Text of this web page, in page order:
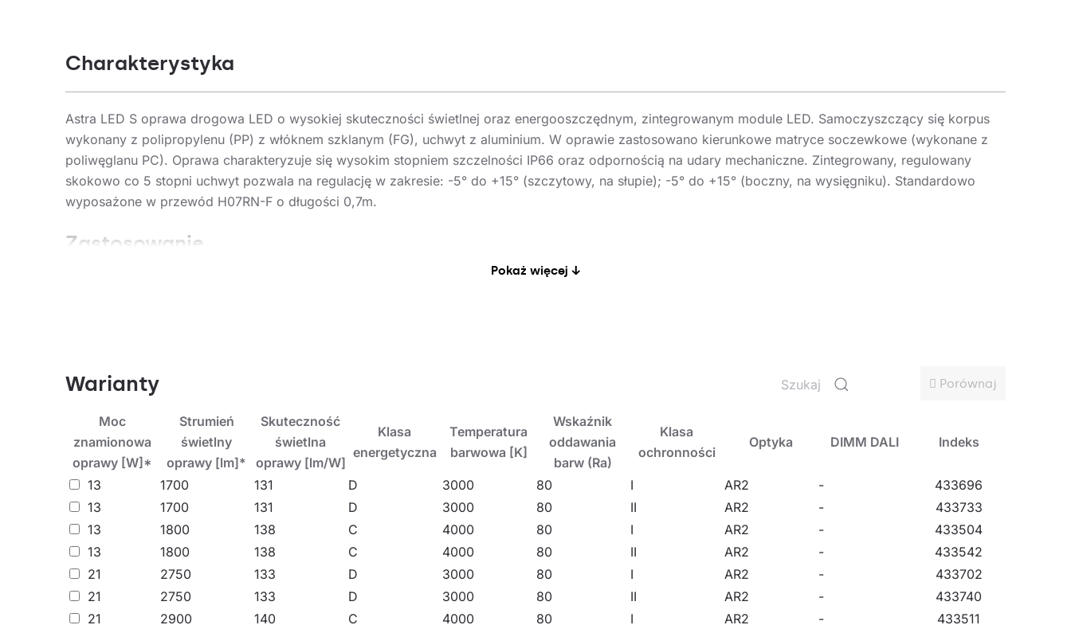
Charakterystyka
Astra LED S oprawa drogowa LED o wysokiej skuteczności świetlnej oraz energooszczędnym, zintegrowanym module LED. Samoczyszczący się korpus
wykonany z polipropylenu (PP) z włóknem szklanym (FG), uchwyt z aluminium. W oprawie zastosowano kierunkowe matryce soczewkowe (wykonane z
poliwęglanu PC). Oprawa charakteryzuje się wysokim stopniem szczelności IP66 oraz odpornością na udary mechaniczne. Zintegrowany, regulowany
skokowo co 5 stopni uchwyt pozwala na regulację w zakresie: -5° do +15° (szczytowy, na słupie); -5° do +15° (boczny, na wysięgniku). Standardowo
wyposażone w przewód H07RN-F o długości 0,7m.
Zastosowanie
Pokaż więcej ↓
Warianty Porównaj
Moc
znamionowa
oprawy [W]*
Strumień
świetlny
oprawy [lm]*
Skuteczność
świetlna
oprawy [lm/W]
Klasa
energetyczna
Temperatura
barwowa [K]
Wskaźnik
oddawania
barw (Ra)
Klasa
ochronności
Optyka DIMM DALI Indeks
13 1700 131 D 3000 80 I AR2 -
433696
13
1700 131 D 3000 80 II AR2 -
433733
13
1800 138 C 4000 80 I AR2 -
433504
13
1800 138 C 4000 80 II AR2 -
433542
21
2750 133 D 3000 80 I AR2 -
433702
21
2750 133 D 3000 80 II AR2 -
433740
21
2900 140 C 4000 80 I AR2 - 433511